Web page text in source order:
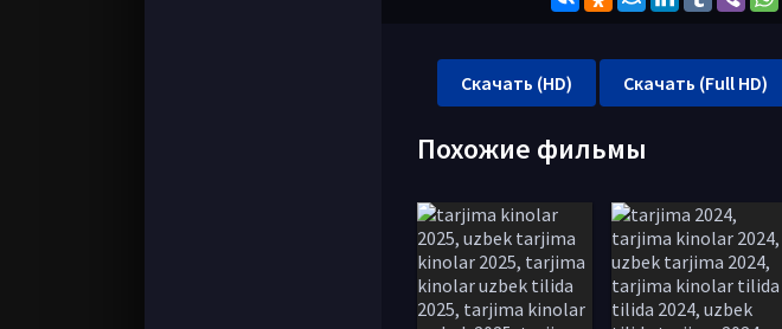
Скачать (HD) Скачать (Full HD)
Похожие фильмы